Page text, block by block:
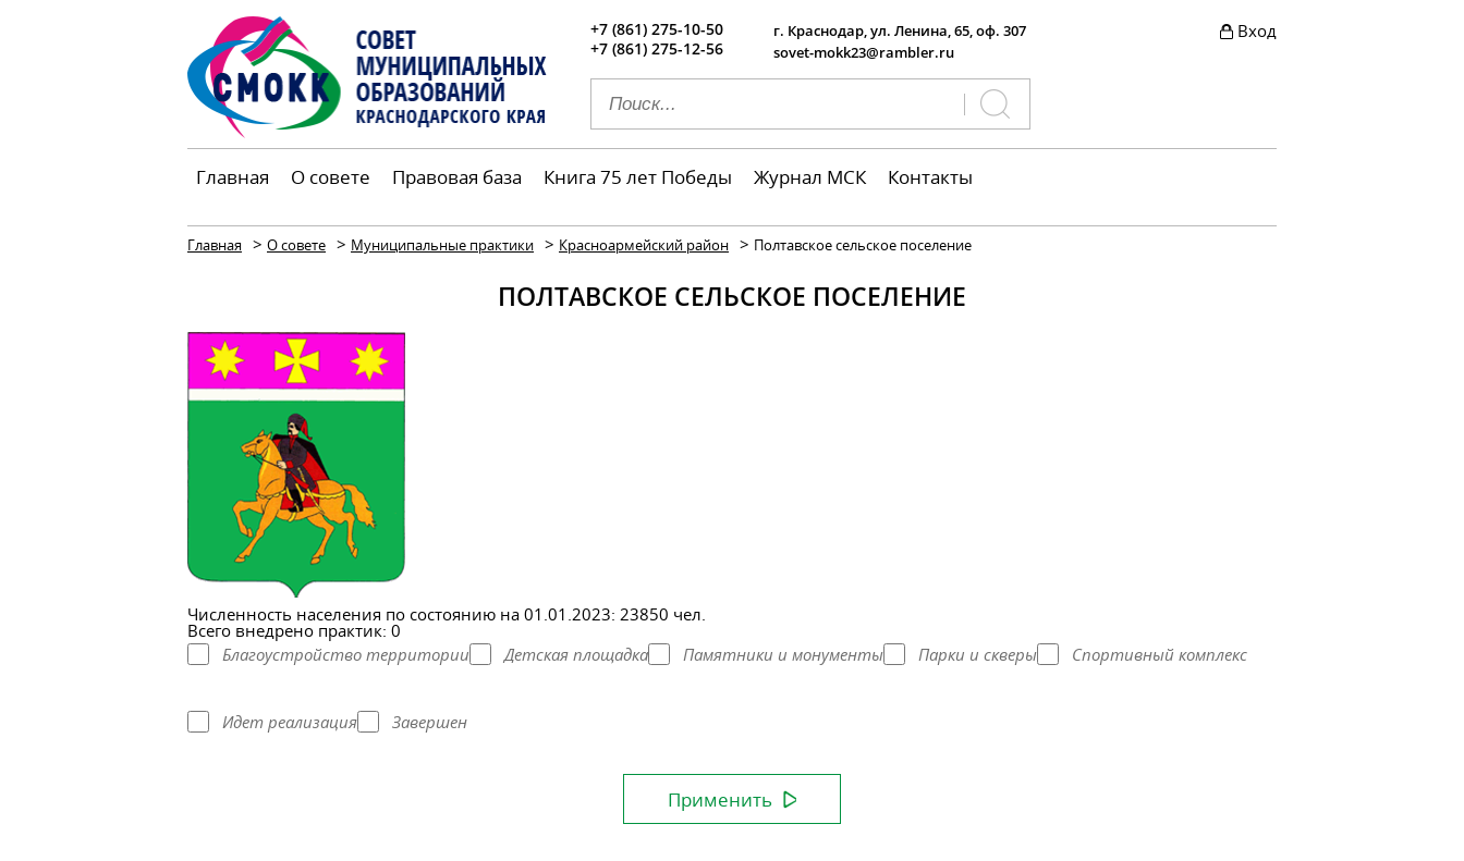
+7 (861) 275-10-50
+7 (861) 275-12-56
г. Краснодар, ул. Ленина, 65, оф. 307
sovet-mokk23@rambler.ru
Вход
Главная О совете Правовая база Книга 75 лет Победы Журнал МСК Контакты
Главная > О совете > Муниципальные практики > Красноармейский район > Полтавское сельское поселение
ПОЛТАВСКОЕ СЕЛЬСКОЕ ПОСЕЛЕНИЕ
Численность населения по состоянию на 01.01.2023: 23850 чел.
Всего внедрено практик: 0
Благоустройство территории
Детская площадка Памятники и монументы Парки и скверы Спортивный комплекс
Идет реализация Завершен
Применить